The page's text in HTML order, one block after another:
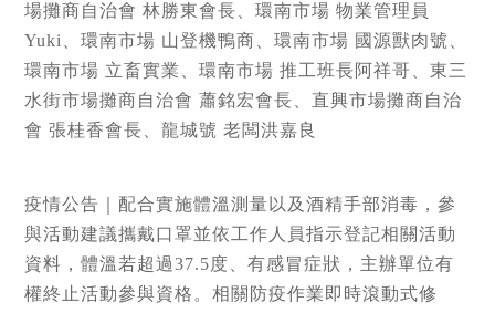
場攤商自治會 林勝東會長、環南市場 物業管理員
Yuki、環南市場 山登機鴨商、環南市場 國源獸肉號、
環南市場 立畜實業、環南市場 推工班長阿祥哥、東三
水街市場攤商自治會 蕭銘宏會長、直興市場攤商自治
會 張桂香會長、龍城號 老闆洪嘉良
疫情公告｜配合實施體溫測量以及酒精手部消毒，參
與活動建議攜戴口罩並依工作人員指示登記相關活動
資料，體溫若超過37.5度、有感冒症狀，主辦單位有
權終止活動參與資格。相關防疫作業即時滾動式修